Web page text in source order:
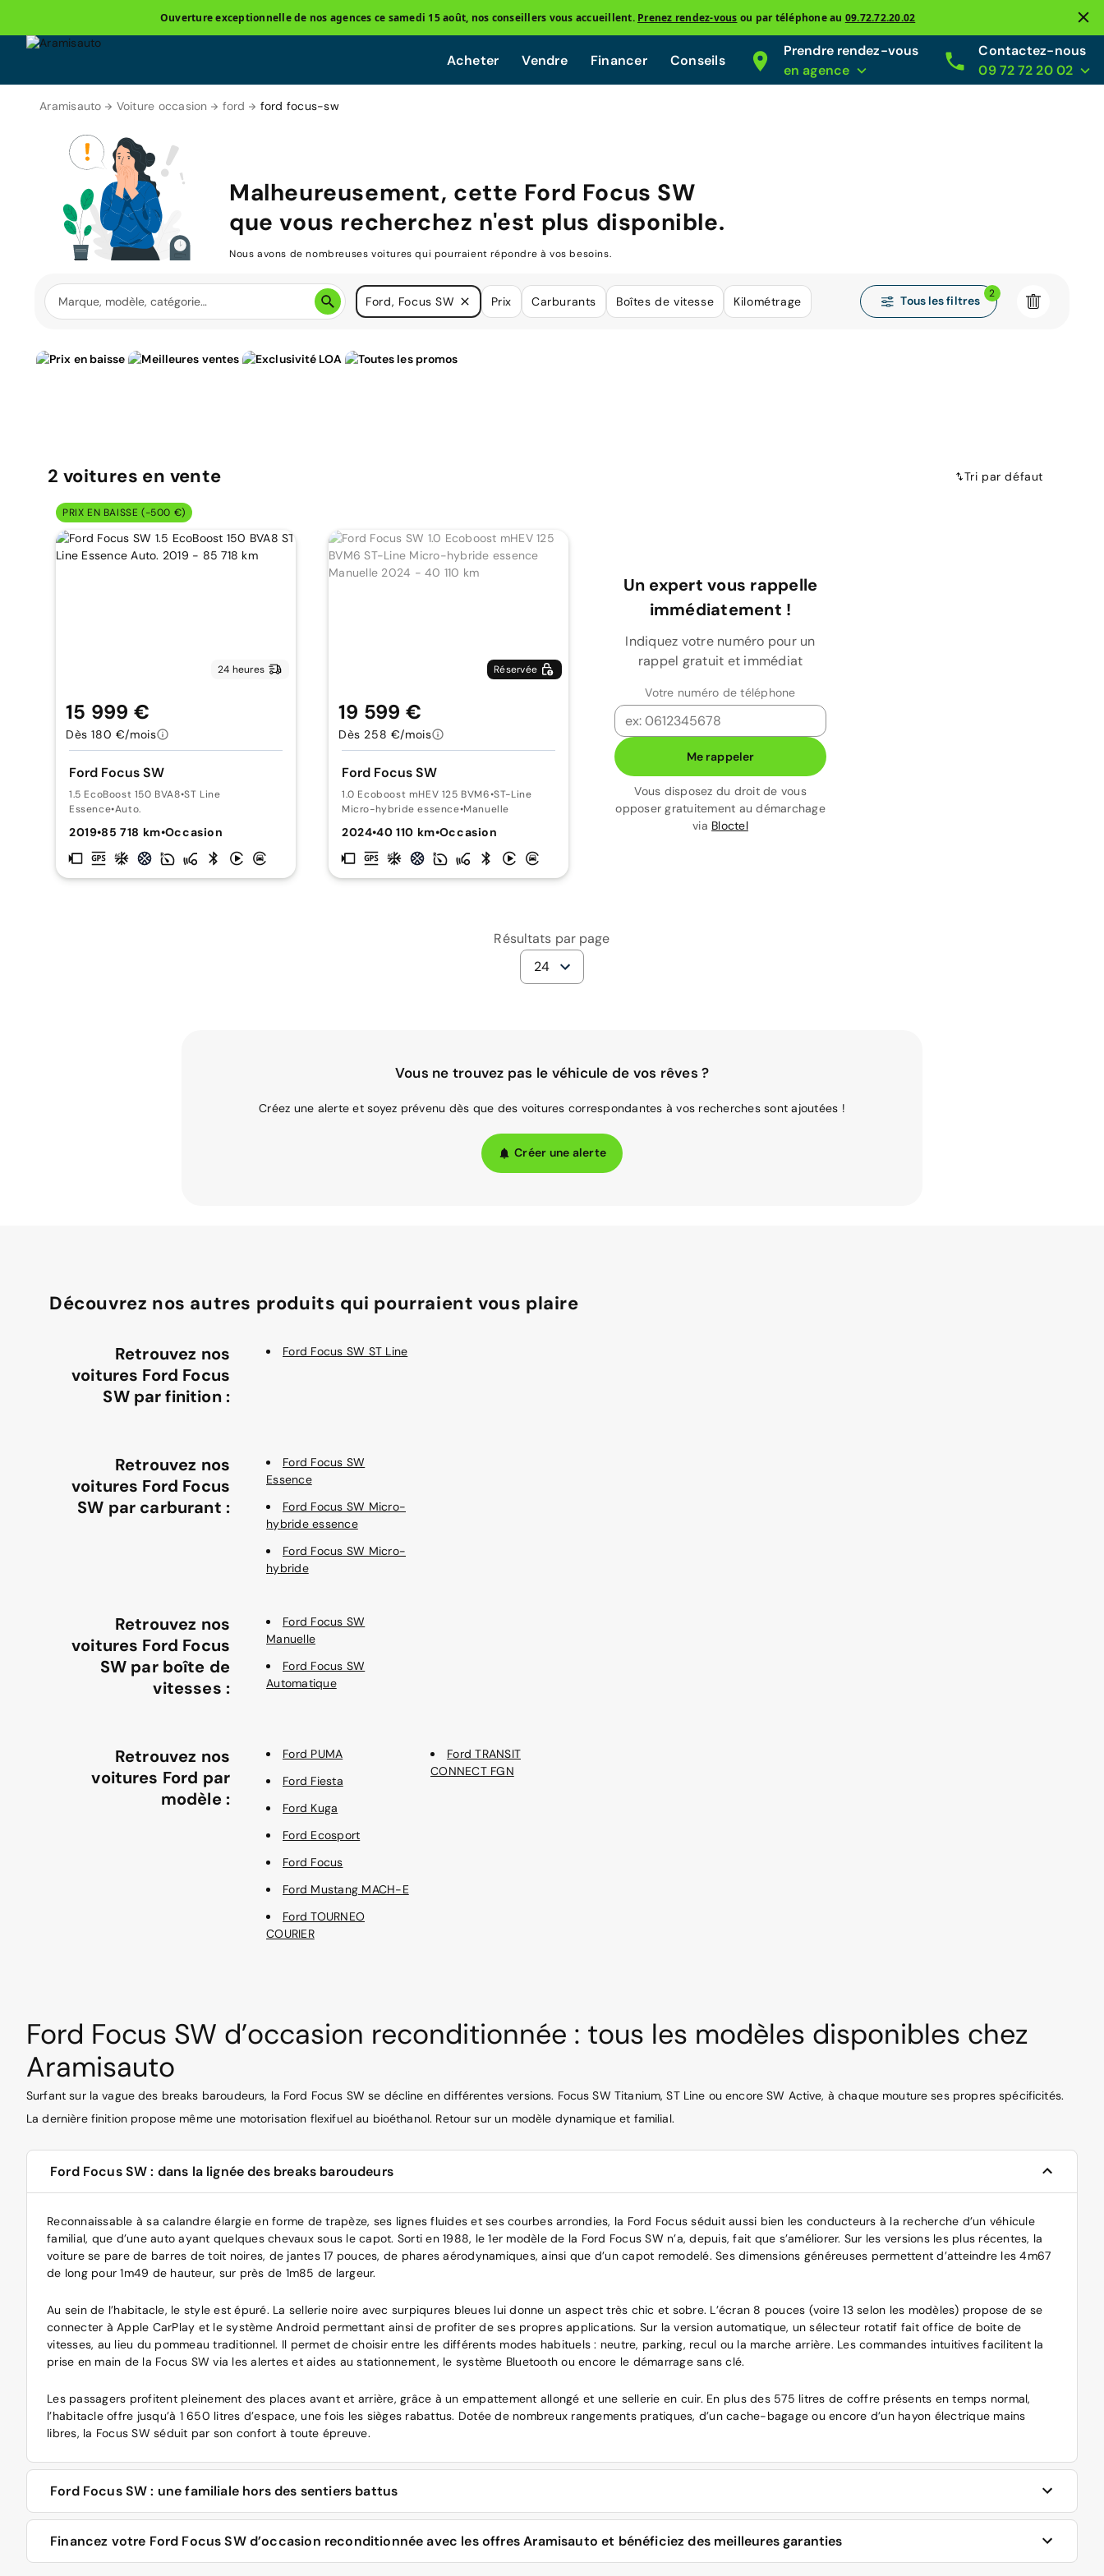
Ouverture exceptionnelle de nos agences ce samedi 15 août, nos conseillers vous accueillent. Prenez rendez-vous ou par téléphone au 09.72.72.20.02
Acheter Vendre Financer Conseils
Prendre rendez-vous
en agence
Contactez-nous
09 72 72 20 02
Aramisauto Voiture occasion ford ford focus-sw
Malheureusement, cette Ford Focus SW
que vous recherchez n'est plus disponible.
Nous avons de nombreuses voitures qui pourraient répondre à vos besoins.
Ford, Focus SW Prix Carburants Boîtes de vitesse Kilométrage Tous les filtres
2
2 voitures en vente Tri par défaut
PRIX EN BAISSE (-500 €)
24 heures
Ford Focus SW
1.5 EcoBoost 150 BVA8•ST Line
Essence•Auto.
2019•85 718 km•Occasion
15 999 €
Dès 180 €/mois
Réservée
Ford Focus SW
1.0 Ecoboost mHEV 125 BVM6•ST-Line
Micro-hybride essence•Manuelle
2024•40 110 km•Occasion
19 599 €
Dès 258 €/mois
Un expert vous rappelle
immédiatement !
Indiquez votre numéro pour un
rappel gratuit et immédiat
Votre numéro de téléphone
Me rappeler
Vous disposez du droit de vous
opposer gratuitement au démarchage
via Bloctel
Résultats par page
24
Vous ne trouvez pas le véhicule de vos rêves ?
Créez une alerte et soyez prévenu dès que des voitures correspondantes à vos recherches sont ajoutées !
Créer une alerte
Découvrez nos autres produits qui pourraient vous plaire
Retrouvez nos
voitures Ford Focus
SW par finition :
Ford Focus SW ST Line
Retrouvez nos
voitures Ford Focus
SW par carburant :
Ford Focus SW
Essence
Ford Focus SW Micro-
hybride essence
Ford Focus SW Micro-
hybride
Retrouvez nos
voitures Ford Focus
SW par boîte de
vitesses :
Ford Focus SW
Manuelle
Ford Focus SW
Automatique
Retrouvez nos
voitures Ford par
modèle :
Ford PUMA
Ford Fiesta
Ford Kuga
Ford Ecosport
Ford Focus
Ford Mustang MACH-E
Ford TOURNEO
COURIER
Ford TRANSIT
CONNECT FGN
Ford Focus SW d’occasion reconditionnée : tous les modèles disponibles chez
Aramisauto
Surfant sur la vague des breaks baroudeurs, la Ford Focus SW se décline en différentes versions. Focus SW Titanium, ST Line ou encore SW Active, à chaque mouture ses propres spécificités.
La dernière finition propose même une motorisation flexifuel au bioéthanol. Retour sur un modèle dynamique et familial.
Ford Focus SW : dans la lignée des breaks baroudeurs
Reconnaissable à sa calandre élargie en forme de trapèze, ses lignes fluides et ses courbes arrondies, la Ford Focus séduit aussi bien les conducteurs à la recherche d’un véhicule
familial, que d’une auto ayant quelques chevaux sous le capot. Sorti en 1988, le 1er modèle de la Ford Focus SW n’a, depuis, fait que s’améliorer. Sur les versions les plus récentes, la
voiture se pare de barres de toit noires, de jantes 17 pouces, de phares aérodynamiques, ainsi que d’un capot remodelé. Ses dimensions généreuses permettent d’atteindre les 4m67
de long pour 1m49 de hauteur, sur près de 1m85 de largeur.
Au sein de l’habitacle, le style est épuré. La sellerie noire avec surpiqures bleues lui donne un aspect très chic et sobre. L’écran 8 pouces (voire 13 selon les modèles) propose de se
connecter à Apple CarPlay et le système Android permettant ainsi de profiter de ses propres applications. Sur la version automatique, un sélecteur rotatif fait office de boite de
vitesses, au lieu du pommeau traditionnel. Il permet de choisir entre les différents modes habituels : neutre, parking, recul ou la marche arrière. Les commandes intuitives facilitent la
prise en main de la Focus SW via les alertes et aides au stationnement, le système Bluetooth ou encore le démarrage sans clé.
Les passagers profitent pleinement des places avant et arrière, grâce à un empattement allongé et une sellerie en cuir. En plus des 575 litres de coffre présents en temps normal,
l’habitacle offre jusqu’à 1 650 litres d’espace, une fois les sièges rabattus. Dotée de nombreux rangements pratiques, d’un cache-bagage ou encore d’un hayon électrique mains
libres, la Focus SW séduit par son confort à toute épreuve.
Ford Focus SW : une familiale hors des sentiers battus
Confort de roulement, niveau sonore impeccable, la Focus sait pleinement se faire apprécier sur des trajets de longues durées. Sur les finitions Titanium x Business ou encore Active,
Financez votre Ford Focus SW d’occasion reconditionnée avec les offres Aramisauto et bénéficiez des meilleures garanties